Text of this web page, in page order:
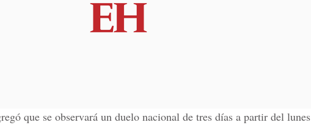
que se observará un duelo nacional de tres días a partir del lunes